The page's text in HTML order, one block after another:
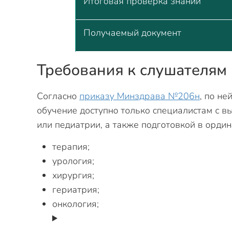
Получаемый документ
Требования к слушателям
Согласно приказу Минздрава №206н, по
обучение доступно только специалистам
или педиатрии, а также подготовкой в
терапия;
урология;
хирургия;
гериатрия;
онкология;